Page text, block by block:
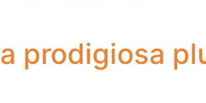
prodigiosa